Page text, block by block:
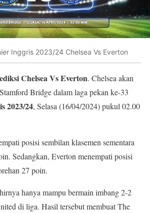
Inggris 2023/24 Chelsea Vs Everton
Chelsea Vs Everton. Chelsea akan
Bridge dalam laga pekan ke-33
2023/24, Selasa (16/04/2024) pukul 02.00
posisi sembilan klasemen sementara
Sedangkan, Everton menempati posisi
27 poin.
hanya mampu bermain imbang 2-2
di liga. Hasil tersebut membuat The